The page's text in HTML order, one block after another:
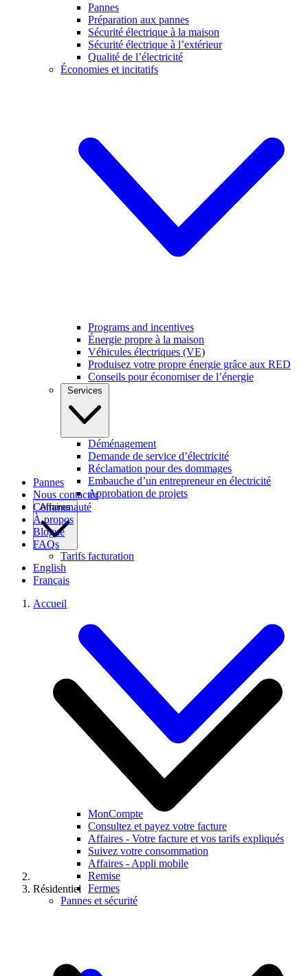
Pannes
Préparation aux pannes
Sécurité électrique à la maison
Sécurité électrique à l’extérieur
Qualité de l’électricité
Économies et incitatifs
Programs and incentives
Énergie propre à la maison
Véhicules électriques (VE)
Produisez votre propre énergie grâce aux RED
Conseils pour économiser de l’énergie
Services
Déménagement
Demande de service d’électricité
Réclamation pour des dommages
Embauche d’un entrepreneur en électricité
Approbation de projets
Affaires
Tarifs facturation
MonCompte
Consultez et payez votre facture
Affaires - Votre facture et vos tarifs expliqués
Suivez votre consommation
Affaires - Appli mobile
Remise
Fermes
Pannes et sécurité
Pannes
Nous contacter
Communauté
À propos
Blogue
FAQs
English
Français
Accueil
Résidentiel